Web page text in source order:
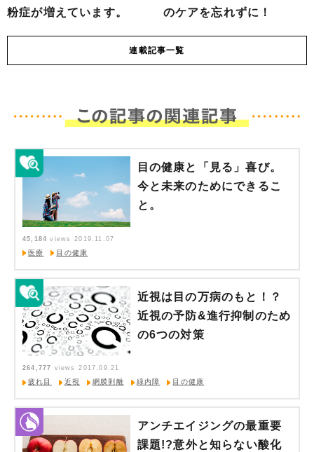
粉症が増えています。
のケアを忘れずに！
連載記事一覧
目の健康と「見る」喜び。
今と未来のためにできるこ
と。
45,184 views
2019.11.07
医療
目の健康
近視は目の万病のもと！？
近視の予防&進行抑制のため
の6つの対策
264,777 views
2017.09.21
疲れ目
近視 網膜剥離 緑内障 目の健康
アンチエイジングの最重要
課題!?意外と知らない酸化